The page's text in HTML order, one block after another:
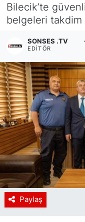
Bilecik’te
belgeleri takdim
SONSES .TV
EDITÖR
Paylaş
DÜNYA
KÜLTÜR -
MAGAZİN
SAĞLIK
Siyaset
YEREL HABER
Haberde
Tanıtım
Süper Lig
Tüm
Son Dakika
Haber Arşivi